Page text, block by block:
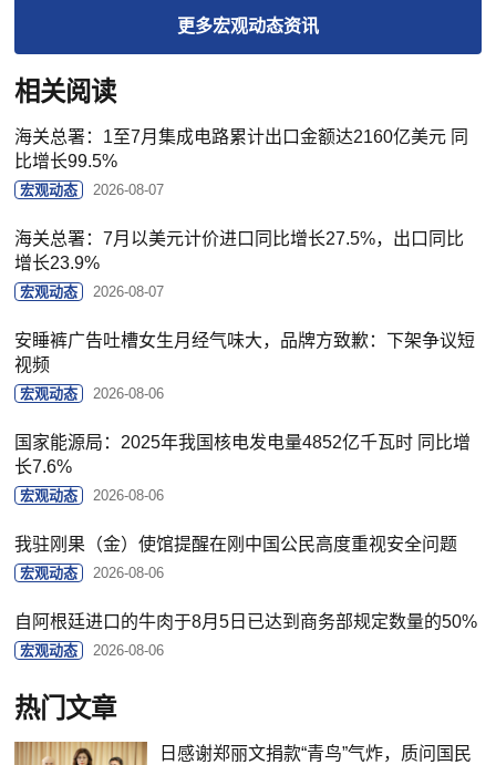
更多宏观动态资讯
相关阅读
海关总署：1至7月集成电路累计出口金额达2160亿美元 同
比增长99.5%
宏观动态 2026-08-07
海关总署：7月以美元计价进口同比增长27.5%，出口同比
增长23.9%
宏观动态 2026-08-07
安睡裤广告吐槽女生月经气味大，品牌方致歉：下架争议短
视频
宏观动态 2026-08-06
国家能源局：2025年我国核电发电量4852亿千瓦时 同比增
长7.6%
宏观动态 2026-08-06
我驻刚果（金）使馆提醒在刚中国公民高度重视安全问题
宏观动态 2026-08-06
自阿根廷进口的牛肉于8月5日已达到商务部规定数量的50%
宏观动态 2026-08-06
热门文章
日感谢郑丽文捐款“青鸟”气炸，质问国民